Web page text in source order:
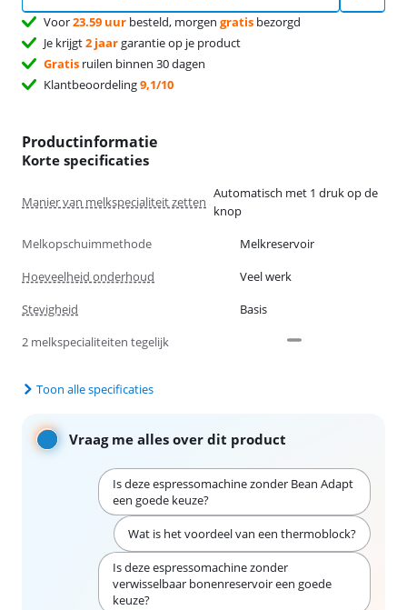
Voor23.59 uur besteld, morgen gratis bezorgd
Je krijgt2 jaargarantie op je product
Gratis ruilen binnen 30 dagen
Klantbeoordeling9,1/10
Productinformatie
Korte specificaties
Manier van melkspecialiteit zetten
Automatisch met 1 druk op de
knop
Melkopschuimmethode
Melkreservoir
Hoeveelheid onderhoud
Veel werk
Stevigheid
Basis
2 melkspecialiteiten tegelijk
Toon alle specificaties
Vraag me alles over dit product
Is deze espressomachine zonder Bean Adapt
een goede keuze?
Wat is het voordeel van een thermoblock?
Is deze espressomachine zonder
verwisselbaar bonenreservoir een goede
keuze?